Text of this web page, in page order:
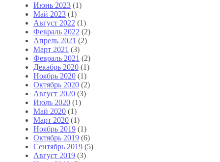
Июнь 2023 (1)
Май 2023 (1)
Август 2022 (1)
Февраль 2022 (2)
Апрель 2021 (2)
Март 2021 (3)
Февраль 2021 (2)
Декабрь 2020 (1)
Ноябрь 2020 (1)
Октябрь 2020 (2)
Август 2020 (3)
Июль 2020 (1)
Май 2020 (1)
Март 2020 (1)
Ноябрь 2019 (1)
Октябрь 2019 (6)
Сентябрь 2019 (5)
Август 2019 (3)